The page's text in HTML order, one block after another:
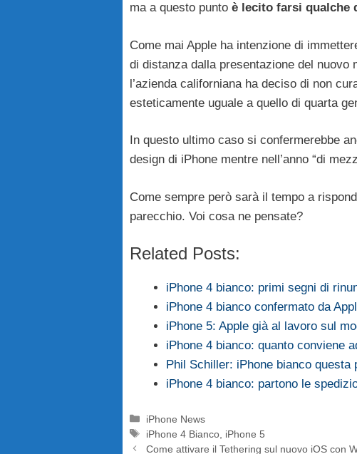
ma a questo punto è lecito farsi qualche
Come mai Apple ha intenzione di
di distanza dalla presentazione del nuovo
l’azienda californiana ha deciso di non
esteticamente uguale a quello di quarta
In questo ultimo caso si confermerebbe
design di iPhone mentre nell’anno “di
Come sempre però sarà il tempo a
parecchio. Voi cosa ne pensate?
Related Posts:
iPhone 4 bianco: primi segni di
iPhone 4 bianco confermato da
iPhone 5: Apple già al lavoro sul
iPhone 4 bianco: quanto conviene
Phil Schiller: iPhone bianco questa
iPhone 4 bianco: partono le
Categorie
iPhone News
Tag
iPhone 4 Bianco iPhone 5
Come attivare il Tethering sul nuovo iOS con